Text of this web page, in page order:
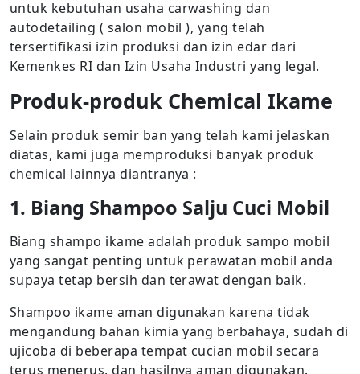
untuk kebutuhan usaha carwashing dan
autodetailing ( salon mobil ), yang telah
tersertifikasi izin produksi dan izin edar dari
Kemenkes RI dan Izin Usaha Industri yang legal.
Produk-produk Chemical Ikame
Selain produk semir ban yang telah kami jelaskan
diatas, kami juga memproduksi banyak produk
chemical lainnya diantranya :
1. Biang Shampoo Salju Cuci Mobil
Biang shampo ikame adalah produk sampo mobil
yang sangat penting untuk perawatan mobil anda
supaya tetap bersih dan terawat dengan baik.
Shampoo ikame aman digunakan karena tidak
mengandung bahan kimia yang berbahaya, sudah di
ujicoba di beberapa tempat cucian mobil secara
terus menerus, dan hasilnya aman digunakan.